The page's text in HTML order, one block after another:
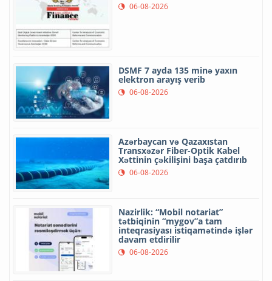
06-08-2026
DSMF 7 ayda 135 minə yaxın
elektron arayış verib
06-08-2026
Azərbaycan və Qazaxıstan
Transxəzər Fiber-Optik Kabel
Xəttinin çəkilişini başa çatdırıb
06-08-2026
Nazirlik: “Mobil notariat”
tətbiqinin “mygov”a tam
inteqrasiyası istiqamətində işlər
davam etdirilir
06-08-2026